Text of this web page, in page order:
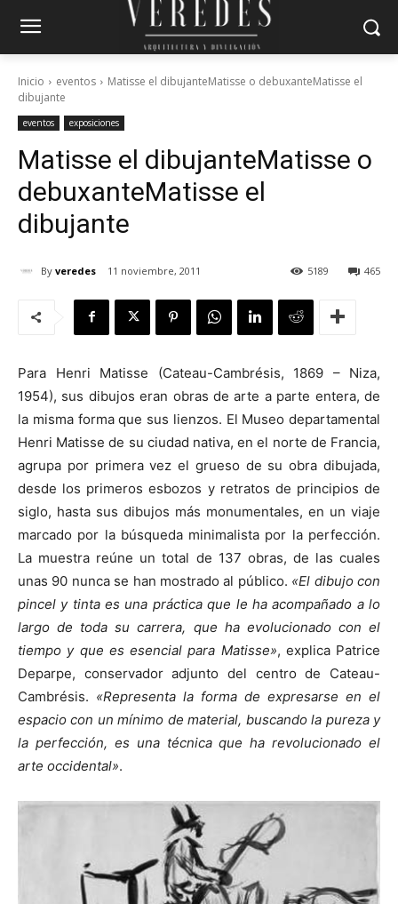
Inicio eventos
Matisse el dibujanteMatisse o debuxanteMatisse el
dibujante
eventos exposiciones
Matisse el dibujanteMatisse o
debuxanteMatisse el
dibujante
By veredes 11 noviembre, 2011 465
5189
Para Henri Matisse (Cateau-Cambrésis, 1869 – Niza,
1954), sus dibujos eran obras de arte a parte entera, de
la misma forma que sus lienzos. El Museo departamental
Henri Matisse de su ciudad nativa, en el norte de Francia,
agrupa por primera vez el grueso de su obra dibujada,
desde los primeros esbozos y retratos de principios de
siglo, hasta sus dibujos más monumentales, en un viaje
marcado por la búsqueda minimalista por la perfección.
La muestra reúne un total de 137 obras, de las cuales
unas 90 nunca se han mostrado al público. «El dibujo con
pincel y tinta es una práctica que le ha acompañado a lo
largo de toda su carrera, que ha evolucionado con el
tiempo y que es esencial para Matisse», explica Patrice
Deparpe, conservador adjunto del centro de Cateau-
Cambrésis. «Representa la forma de expresarse en el
espacio con un mínimo de material, buscando la pureza y
la perfección, es una técnica que ha revolucionado el
arte occidental».